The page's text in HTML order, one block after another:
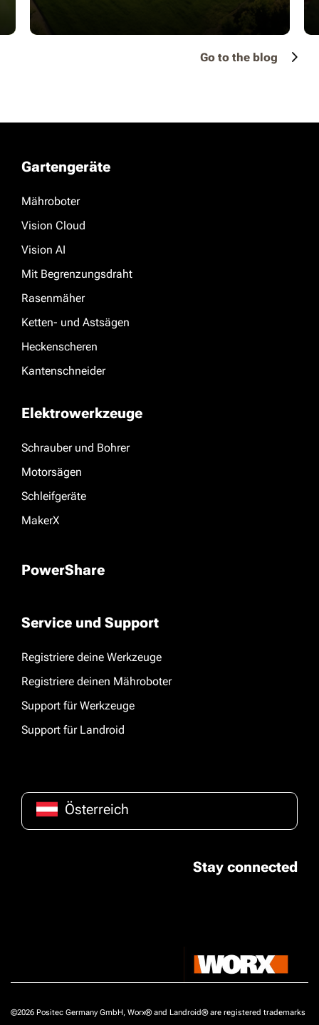
Go to the blog
Gartengeräte
Mähroboter
Vision Cloud
Vision AI
Mit Begrenzungsdraht
Rasenmäher
Ketten- und Astsägen
Heckenscheren
Kantenschneider
Elektrowerkzeuge
Schrauber und Bohrer
Motorsägen
Schleifgeräte
MakerX
PowerShare
Service und Support
Registriere deine Werkzeuge
Registriere deinen Mähroboter
Support für Werkzeuge
Support für Landroid
Österreich
Stay connected
©2026 Positec Germany GmbH, Worx® and Landroid® are registered trademarks